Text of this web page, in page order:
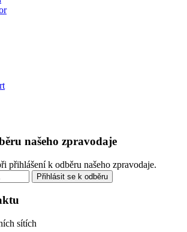
našeho zpravodaje
přihlášení k odběru našeho zpravodaje.
Přihlásit se k odběru
sítích